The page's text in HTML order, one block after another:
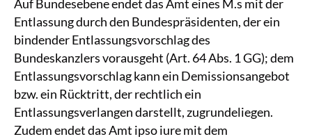
Auf Bundesebene endet das Amt eines M.s mit der
Entlassung durch den Bundespräsidenten, der ein
bindender Entlassungsvorschlag des
Bundeskanzlers vorausgeht (Art. 64 Abs. 1 GG); dem
Entlassungsvorschlag kann ein Demissionsangebot
bzw. ein Rücktritt, der rechtlich ein
Entlassungsverlangen darstellt, zugrundeliegen.
Zudem endet das Amt ipso iure mit dem